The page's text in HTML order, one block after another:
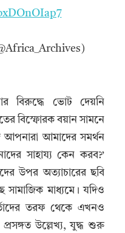
বিরুদ্ধে ভোট দেয়নি
বিস্ফোরক বয়ান সামনে
আপনারা আমাদের সমর্থন
সাহায্য কেন করব?’
উপর অত্যাচারের ছবি
সামাজিক মাধ্যমে। যদিও
তরফ থেকে এখনও
উল্লেখ্য, যুদ্ধ শুরু